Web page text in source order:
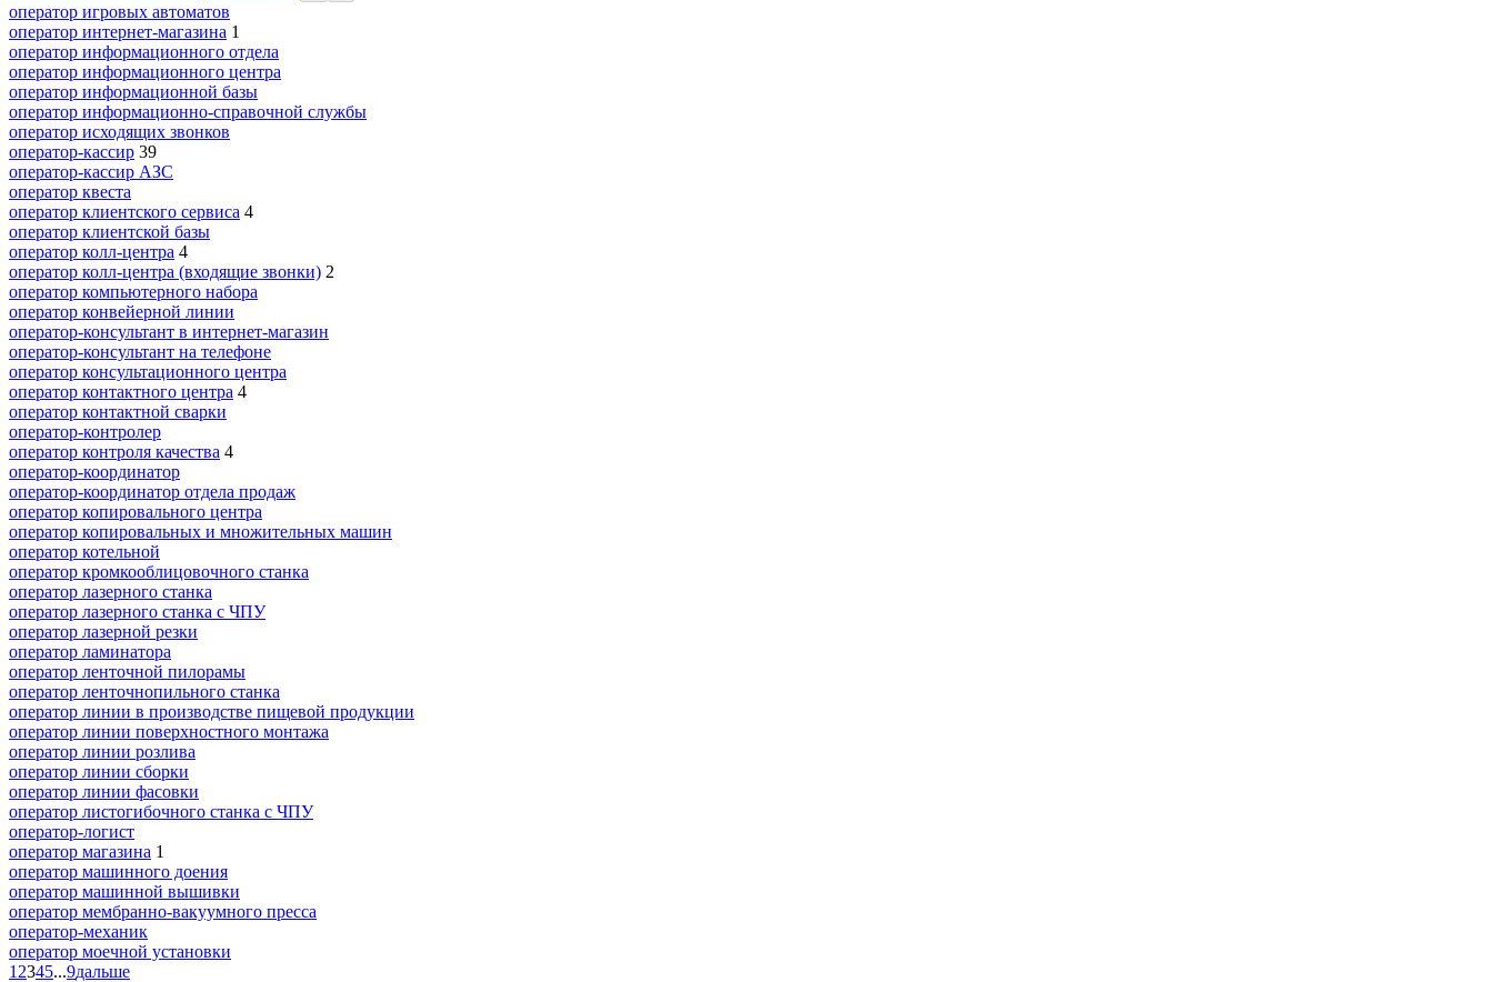
оператор игровых автоматов
оператор интернет-магазина 1
оператор информационного отдела
оператор информационного центра
оператор информационной базы
оператор информационно-справочной службы
оператор исходящих звонков
оператор-кассир 39
оператор-кассир АЗС
оператор квеста
оператор клиентского сервиса 4
оператор клиентской базы
оператор колл-центра 4
оператор колл-центра (входящие звонки) 2
оператор компьютерного набора
оператор конвейерной линии
оператор-консультант в интернет-магазин
оператор-консультант на телефоне
оператор консультационного центра
оператор контактного центра 4
оператор контактной сварки
оператор-контролер
оператор контроля качества 4
оператор-координатор
оператор-координатор отдела продаж
оператор копировального центра
оператор копировальных и множительных машин
оператор котельной
оператор кромкооблицовочного станка
оператор лазерного станка
оператор лазерного станка с ЧПУ
оператор лазерной резки
оператор ламинатора
оператор ленточной пилорамы
оператор ленточнопильного станка
оператор линии в производстве пищевой продукции
оператор линии поверхностного монтажа
оператор линии розлива
оператор линии сборки
оператор линии фасовки
оператор листогибочного станка с ЧПУ
оператор-логист
оператор магазина 1
оператор машинного доения
оператор машинной вышивки
оператор мембранно-вакуумного пресса
оператор-механик
оператор моечной установки
1 2345...9дальше